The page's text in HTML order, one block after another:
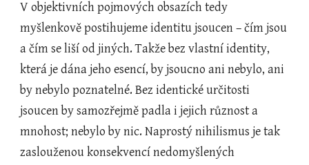
V objektivních pojmových obsazích tedy
myšlenkově postihujeme identitu jsoucen – čím jsou
a čím se liší od jiných. Takže bez vlastní identity,
která je dána jeho esencí, by jsoucno ani nebylo, ani
by nebylo poznatelné. Bez identické určitosti
jsoucen by samozřejmě padla i jejich různost a
mnohost; nebylo by nic. Naprostý nihilismus je tak
zaslouženou konsekvencí nedomyšlených